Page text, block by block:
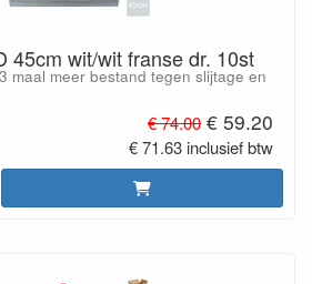
45cm wit/wit franse dr. 10st
maal meer bestand tegen slijtage en
€ 74.00 € 59.20
€ 71.63 inclusief btw